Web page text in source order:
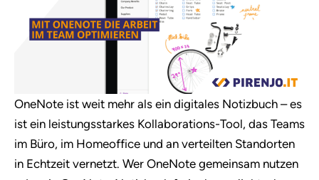
OneNote ist weit mehr als ein digitales Notizbuch – es
ist ein leistungsstarkes Kollaborations-Tool, das Teams
im Büro, im Homeoffice und an verteilten Standorten
in Echtzeit vernetzt. Wer OneNote gemeinsam nutzen